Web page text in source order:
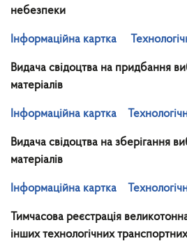
небезпеки
Інформаційна картка
Видача свідоцтва на придбання
матеріалів
Інформаційна картка
Видача свідоцтва на зберігання
матеріалів
Інформаційна картка
Тимчасова реєстрація
інших технологічних